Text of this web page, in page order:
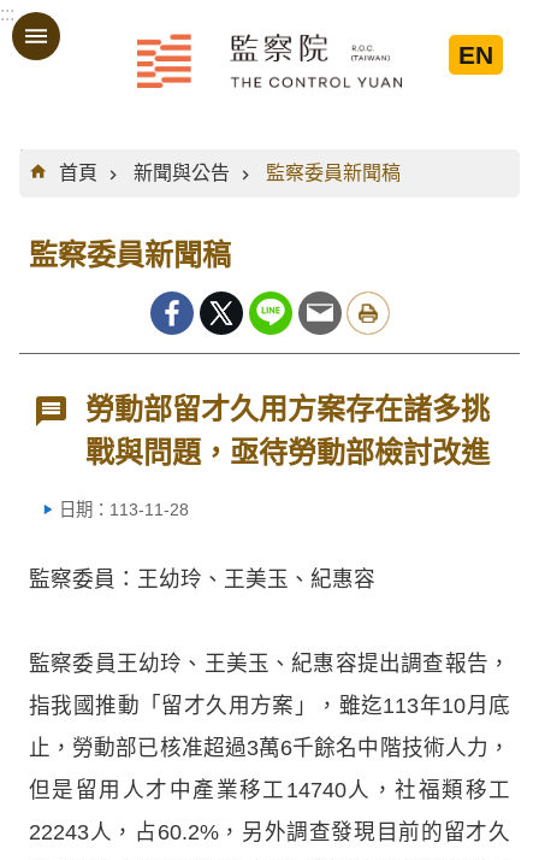
跳到主要內容區塊
:::
EN
:::
首頁
新聞與公告 監察委員新聞稿
監察委員新聞稿
勞動部留才久用方案存在諸多挑
戰與問題，亟待勞動部檢討改進
日期：113-11-28
監察委員：王幼玲、王美玉、紀惠容
監察委員王幼玲、王美玉、紀惠容提出調查報告，
指我國推動「留才久用方案」，雖迄113年10月底
止，勞動部已核准超過3萬6千餘名中階技術人力，
但是留用人才中產業移工14740人，社福類移工
22243人，占60.2%，另外調查發現目前的留才久